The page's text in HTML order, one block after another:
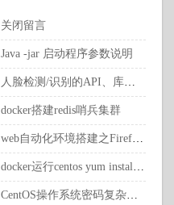
关闭留言
Java -jar 启动程序参数说明
人脸检测/识别的API、库和软件
docker搭建redis哨兵集群
web自动化环境搭建之Firefox浏览器，geckodriver驱动下载，及其对应关系参考
docker运行centos yum install报错
CentOS操作系统密码复杂度策略设置